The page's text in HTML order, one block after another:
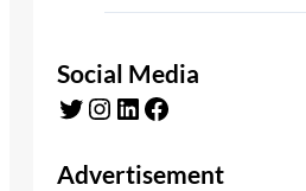
Social Media
Twitter
Instagram LinkedIn Facebook
Advertisement